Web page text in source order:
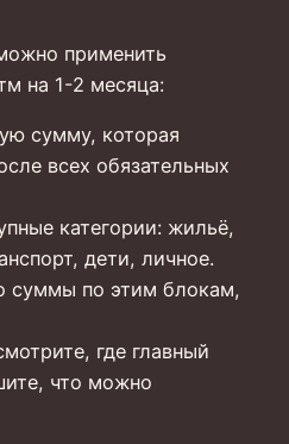
применить
на 1-2 месяца:
сумму, которая
всех обязательных
категории: жильё,
дети, личное.
суммы по этим блокам,
где главный
что можно